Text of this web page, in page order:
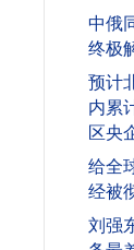
中俄
终极
预计
内累
区央
给全
经被
刘强